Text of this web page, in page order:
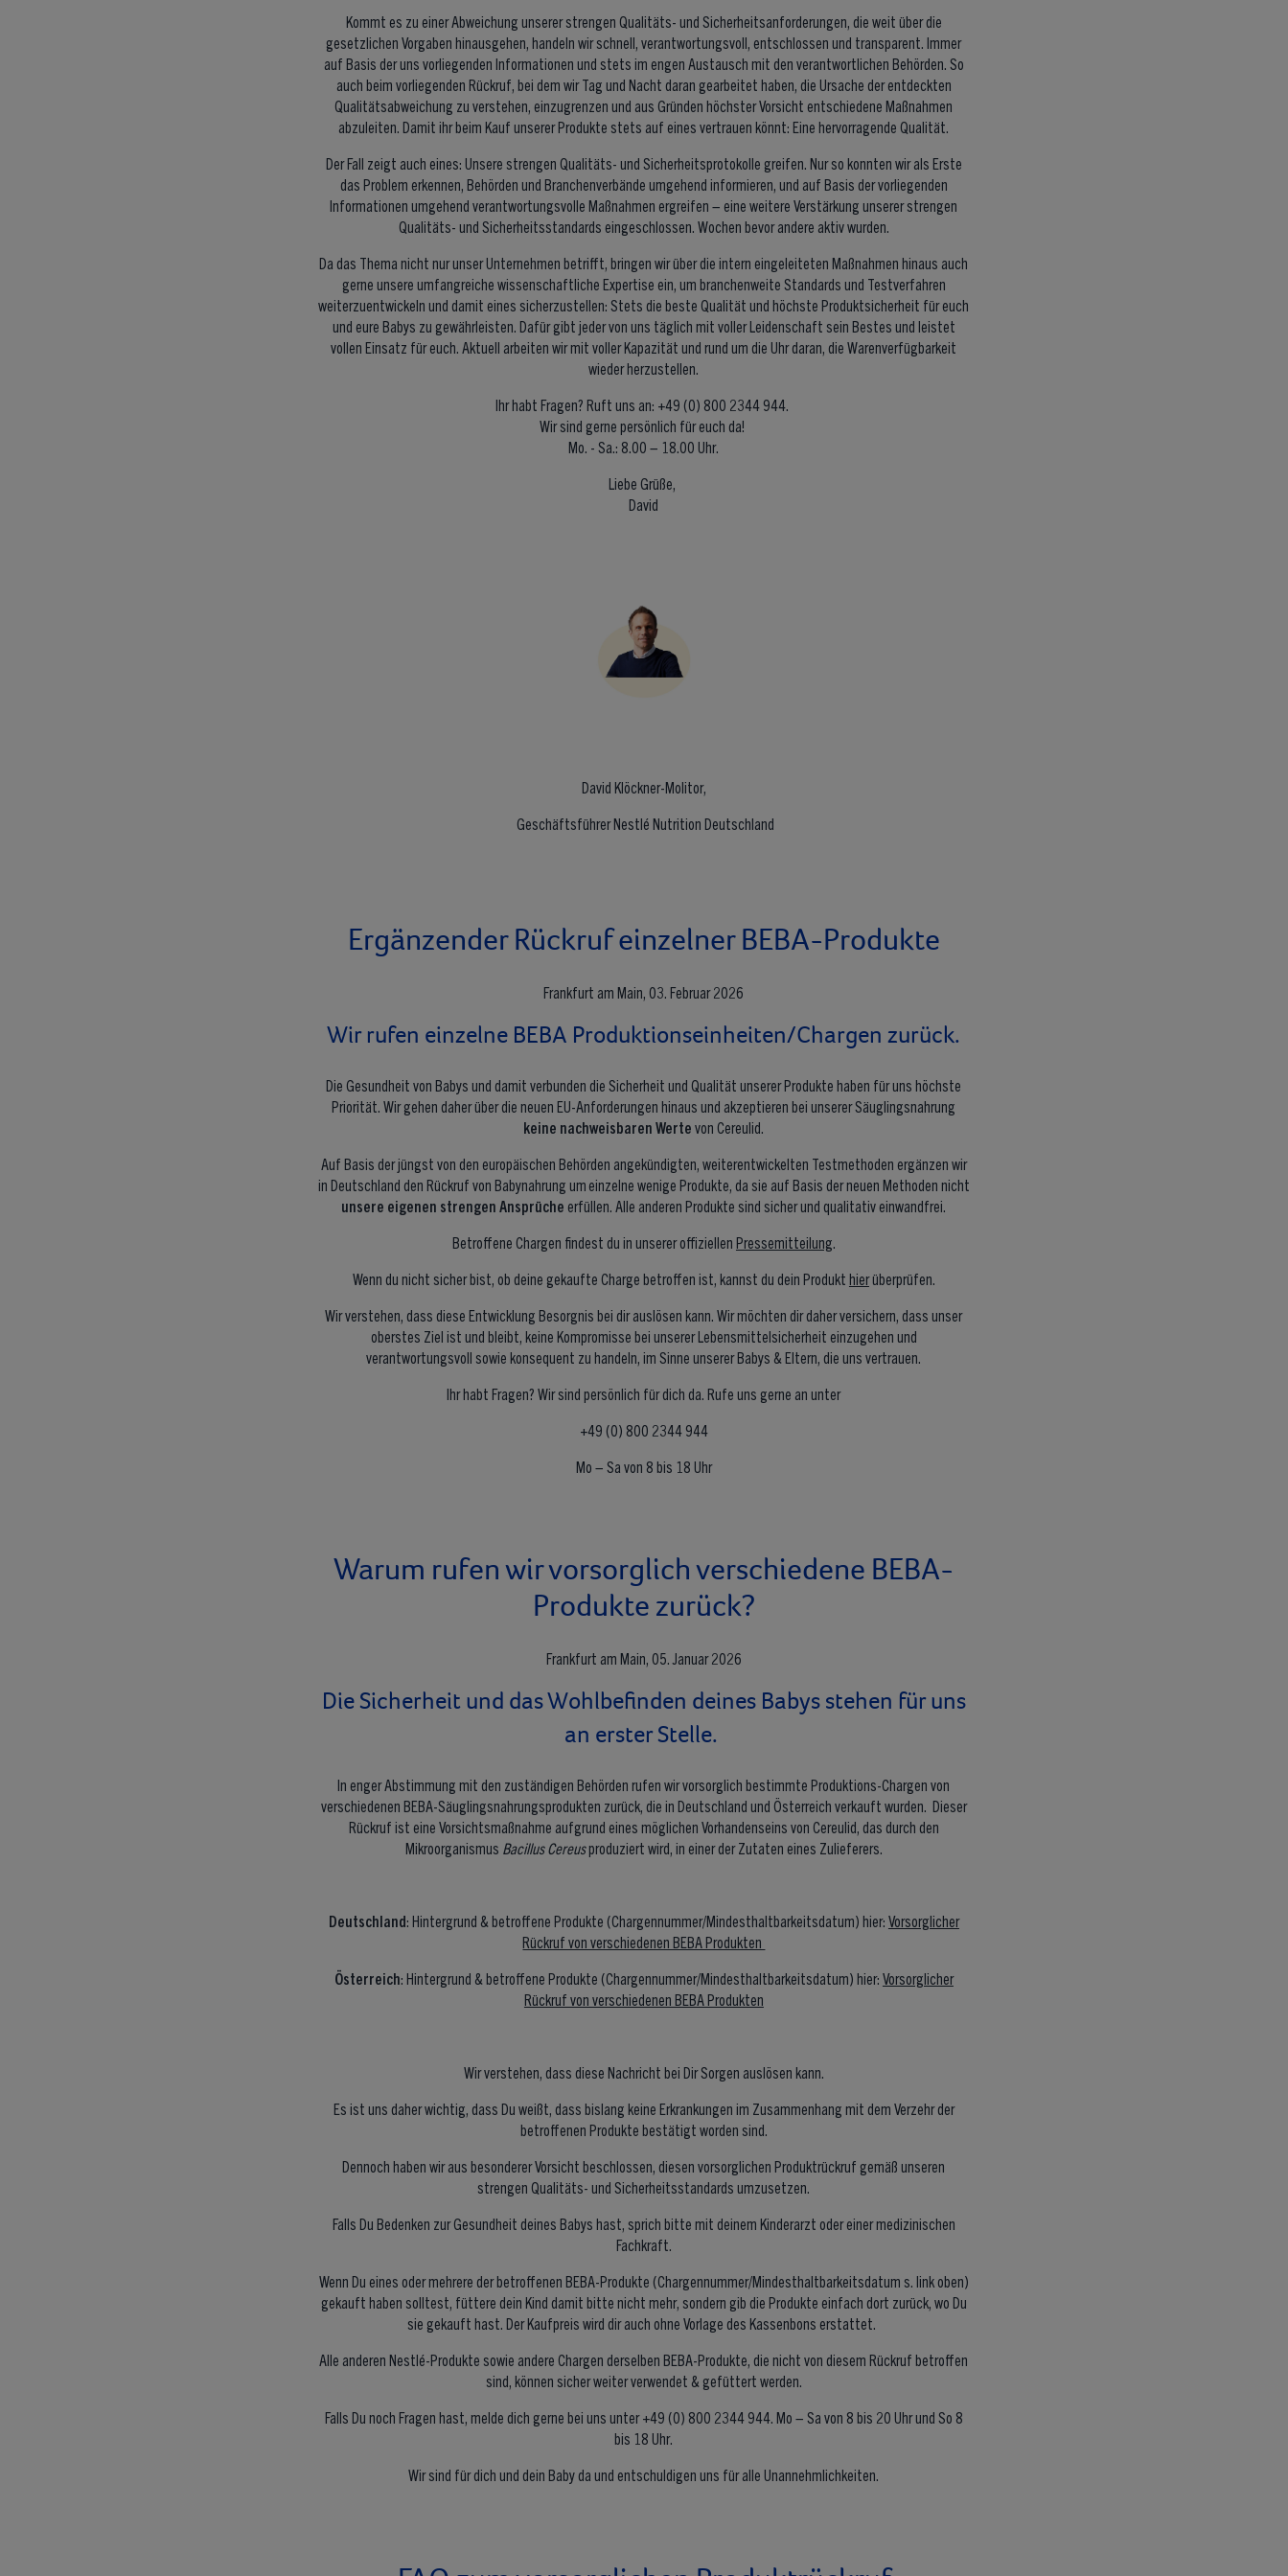
Kommt es zu einer Abweichung unserer strengen Qualitäts- und Sicherheitsanforderungen, die weit über die
gesetzlichen Vorgaben hinausgehen, handeln wir schnell, verantwortungsvoll, entschlossen und transparent. Immer
auf Basis der uns vorliegenden Informationen und stets im engen Austausch mit den verantwortlichen Behörden. So
auch beim vorliegenden Rückruf, bei dem wir Tag und Nacht daran gearbeitet haben, die Ursache der entdeckten
Qualitätsabweichung zu verstehen, einzugrenzen und aus Gründen höchster Vorsicht entschiedene Maßnahmen
abzuleiten. Damit ihr beim Kauf unserer Produkte stets auf eines vertrauen könnt: Eine hervorragende Qualität.
Der Fall zeigt auch eines: Unsere strengen Qualitäts- und Sicherheitsprotokolle greifen. Nur so konnten wir als Erste
das Problem erkennen, Behörden und Branchenverbände umgehend informieren, und auf Basis der vorliegenden
Informationen umgehend verantwortungsvolle Maßnahmen ergreifen – eine weitere Verstärkung unserer strengen
Qualitäts- und Sicherheitsstandards eingeschlossen. Wochen bevor andere aktiv wurden.
Da das Thema nicht nur unser Unternehmen betrifft, bringen wir über die intern eingeleiteten Maßnahmen hinaus auch
gerne unsere umfangreiche wissenschaftliche Expertise ein, um branchenweite Standards und Testverfahren
weiterzuentwickeln und damit eines sicherzustellen: Stets die beste Qualität und höchste Produktsicherheit für euch
und eure Babys zu gewährleisten. Dafür gibt jeder von uns täglich mit voller Leidenschaft sein Bestes und leistet
vollen Einsatz für euch. Aktuell arbeiten wir mit voller Kapazität und rund um die Uhr daran, die Warenverfügbarkeit
wieder herzustellen.
Ihr habt Fragen? Ruft uns an: +49 (0) 800 2344 944.
Wir sind gerne persönlich für euch da!
Mo. - Sa.: 8.00 – 18.00 Uhr.
Liebe Grüße,
David
David Klöckner-Molitor,
Geschäftsführer Nestlé Nutrition Deutschland
Ergänzender Rückruf einzelner BEBA-Produkte
Frankfurt am Main, 03. Februar 2026
Wir rufen einzelne BEBA Produktionseinheiten/Chargen zurück.
Die Gesundheit von Babys und damit verbunden die Sicherheit und Qualität unserer Produkte haben für uns höchste
Priorität. Wir gehen daher über die neuen EU-Anforderungen hinaus und akzeptieren bei unserer Säuglingsnahrung
keine nachweisbaren Werte von Cereulid.
Auf Basis der jüngst von den europäischen Behörden angekündigten, weiterentwickelten Testmethoden ergänzen wir
in Deutschland den Rückruf von Babynahrung um einzelne wenige Produkte, da sie auf Basis der neuen Methoden nicht
unsere eigenen strengen Ansprüche erfüllen. Alle anderen Produkte sind sicher und qualitativ einwandfrei.
Betroffene Chargen findest du in unserer offiziellen Pressemitteilung.
Wenn du nicht sicher bist, ob deine gekaufte Charge betroffen ist, kannst du dein Produkt hierüberprüfen.
Wir verstehen, dass diese Entwicklung Besorgnis bei dir auslösen kann. Wir möchten dir daher versichern, dass unser
oberstes Ziel ist und bleibt, keine Kompromisse bei unserer Lebensmittelsicherheit einzugehen und
verantwortungsvoll sowie konsequent zu handeln, im Sinne unserer Babys & Eltern, die uns vertrauen.
Ihr habt Fragen? Wir sind persönlich für dich da. Rufe uns gerne an unter
+49 (0) 800 2344 944
Mo – Sa von 8 bis 18 Uhr
Warum rufen wir vorsorglich verschiedene BEBA-
Produkte zurück?
Frankfurt am Main, 05. Januar 2026
Die Sicherheit und das Wohlbefinden deines Babys stehen für uns
an erster Stelle.
In enger Abstimmung mit den zuständigen Behörden rufen wir vorsorglich bestimmte Produktions-Chargen von
verschiedenen BEBA-Säuglingsnahrungsprodukten zurück, die in Deutschland und Österreich verkauft wurden. Dieser
Rückruf ist eine Vorsichtsmaßnahme aufgrund eines möglichen Vorhandenseins von Cereulid, das durch den
Mikroorganismus Bacillus Cereusproduziert wird, in einer der Zutaten eines Zulieferers.
Deutschland: Hintergrund & betroffene Produkte (Chargennummer/Mindesthaltbarkeitsdatum) hier: Vorsorglicher
Rückruf von verschiedenen BEBA Produkten
Österreich: Hintergrund & betroffene Produkte (Chargennummer/Mindesthaltbarkeitsdatum) hier: Vorsorglicher
Rückruf von verschiedenen BEBA Produkten
Wir verstehen, dass diese Nachricht bei Dir Sorgen auslösen kann.
Es ist uns daher wichtig, dass Du weißt, dass bislang keine Erkrankungen im Zusammenhang mit dem Verzehr der
betroffenen Produkte bestätigt worden sind.
Dennoch haben wir aus besonderer Vorsicht beschlossen, diesen vorsorglichen Produktrückruf gemäß unseren
strengen Qualitäts- und Sicherheitsstandards umzusetzen.
Falls Du Bedenken zur Gesundheit deines Babys hast, sprich bitte mit deinem Kinderarzt oder einer medizinischen
Fachkraft.
Wenn Du eines oder mehrere der betroffenen BEBA-Produkte (Chargennummer/Mindesthaltbarkeitsdatum s. link oben)
gekauft haben solltest, füttere dein Kind damit bitte nicht mehr, sondern gib die Produkte einfach dort zurück, wo Du
sie gekauft hast. Der Kaufpreis wird dir auch ohne Vorlage des Kassenbons erstattet.
Alle anderen Nestlé-Produkte sowie andere Chargen derselben BEBA-Produkte, die nicht von diesem Rückruf betroffen
sind, können sicher weiter verwendet & gefüttert werden.
Falls Du noch Fragen hast, melde dich gerne bei uns unter +49 (0) 800 2344 944. Mo – Sa von 8 bis 20 Uhr und So 8
bis 18 Uhr.
Wir sind für dich und dein Baby da und entschuldigen uns für alle Unannehmlichkeiten.